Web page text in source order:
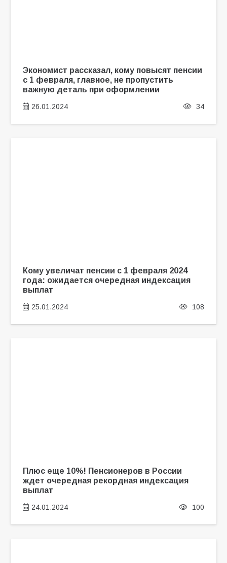
Экономист рассказал, кому повысят пенсии
с 1 февраля, главное, не пропустить
важную деталь при оформлении
26.01.2024 34
Кому увеличат пенсии с 1 февраля 2024
года: ожидается очередная индексация
выплат
25.01.2024 108
Плюс еще 10%! Пенсионеров в России
ждет очередная рекордная индексация
выплат
24.01.2024 100